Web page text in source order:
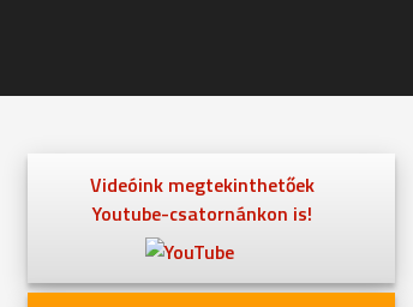
Videóink megtekinthetőek
Youtube-csatornánkon is!